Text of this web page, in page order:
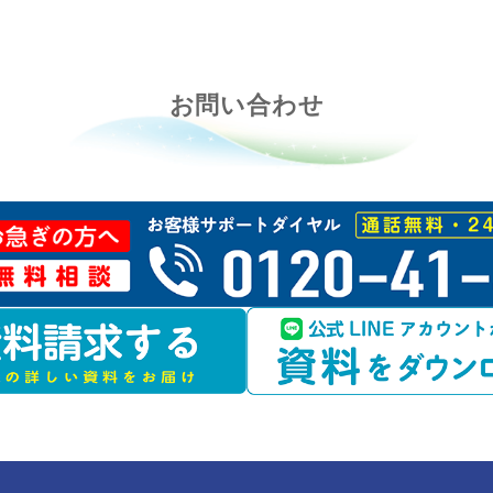
共有:
お知らせ一覧に